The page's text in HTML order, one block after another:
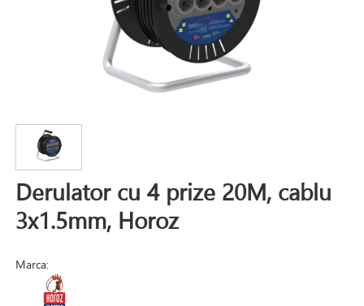
Derulator cu 4 prize 20M, cablu
3x1.5mm, Horoz
Marca: